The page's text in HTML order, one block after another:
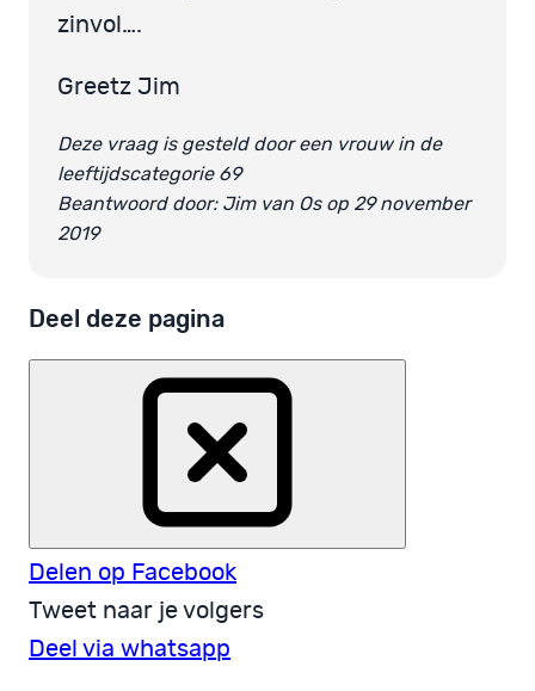
zinvol….
Greetz Jim
Deze vraag is gesteld door een vrouw in de
leeftijdscategorie 69
Beantwoord door: Jim van Os op 29 november
2019
Deel deze pagina
Delen op Facebook
Tweet naar je volgers
Deel via whatsapp